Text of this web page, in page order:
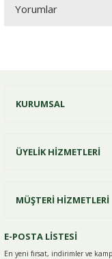
Yorumlar
KURUMSAL
ÜYELİK HİZMETLERİ
MÜŞTERİ HİZMETLERİ
E-POSTA LİSTESİ
En yeni fırsat, indirimler ve